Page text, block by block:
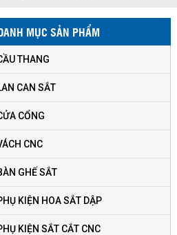
MỤC SẢN PHẨM
THANG
CAN SẮT
CỔNG
CNC
GHẾ SẮT
KIỆN HOA SẮT DẬP
KIỆN SẮT CẮT CNC